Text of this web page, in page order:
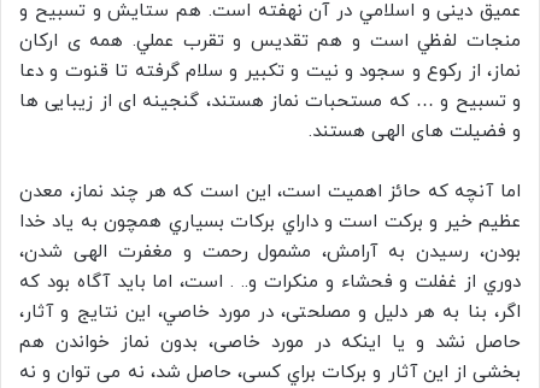
عمیق دینی و اسلامي در آن نهفته است. هم ستایش و تسبيح و
منجات لفظي است و هم تقديس و تقرب عملي. همه ی ارکان
نماز، از ركوع و سجود و نیت و تکبیر و سلام گرفته تا قنوت و دعا
و تسبيح و … که مستحبات نماز هستند، گنجینه ای از زیبایی ها
و فضیلت های الهی هستند.
اما آنچه که حائز اهمیت است، این است كه هر چند نماز، معدن
عظیم خیر و برکت است و داراي بركات بسياري همچون به ياد خدا
بودن، رسیدن به آرامش، مشمول رحمت و مغفرت الهی شدن،
دوري از غفلت و فحشاء و منکرات و.. . است، اما باید آگاه بود که
اگر، بنا به هر دلیل و مصلحتی، در مورد خاصي، این نتایج و آثار،
حاصل نشد و يا اینکه در مورد خاصی، بدون نماز خواندن هم
بخشی از اين آثار و برکات براي کسی، حاصل شد، نه می توان و نه